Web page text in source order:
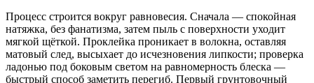
Процесс строится вокруг равновесия. Сначала — спокойная
натяжка, без фанатизма, затем пыль с поверхности уходит
мягкой щёткой. Проклейка проникает в волокна, оставляя
матовый след, высыхает до исчезновения липкости; проверка
ладонью под боковым светом на равномерность блеска —
быстрый способ заметить перегиб. Первый грунтовочный